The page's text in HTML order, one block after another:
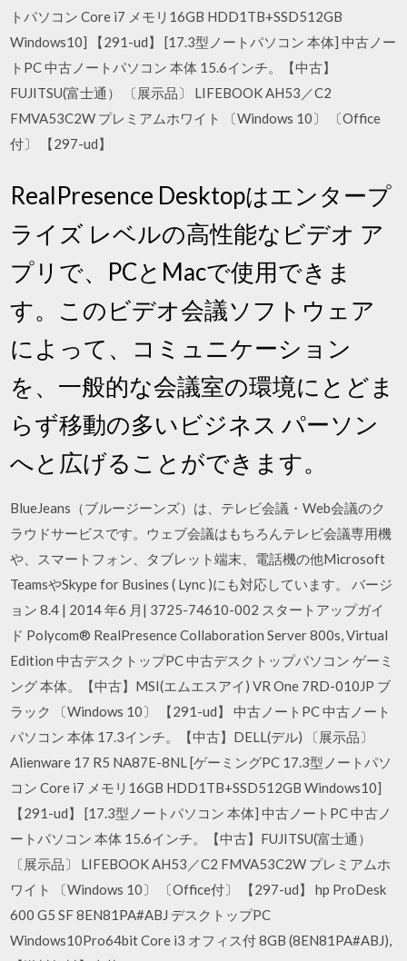
トパソコン Core i7 メモリ16GB HDD1TB+SSD512GB
Windows10] 【291-ud】 [17.3型ノートパソコン 本体] 中古ノー
トPC 中古ノートパソコン 本体 15.6インチ。【中古】
FUJITSU(富士通） 〔展示品〕 LIFEBOOK AH53／C2
FMVA53C2W プレミアムホワイト 〔Windows 10〕 〔Office
付〕 【297-ud】
RealPresence Desktopはエンタープ
ライズ レベルの高性能なビデオ ア
プリで、PCとMacで使用できま
す。このビデオ会議ソフトウェア
によって、コミュニケーション
を、一般的な会議室の環境にとどま
らず移動の多いビジネス パーソン
へと広げることができます。
BlueJeans（ブルージーンズ）は、テレビ会議・Web会議のク
ラウドサービスです。ウェブ会議はもちろんテレビ会議専用機
や、スマートフォン、タブレット端末、電話機の他Microsoft
TeamsやSkype for Busines ( Lync )にも対応しています。 バージ
ョン 8.4 | 2014 年6 月| 3725-74610-002 スタートアップガイ
ド Polycom® RealPresence Collaboration Server 800s, Virtual
Edition 中古デスクトップPC 中古デスクトップパソコン ゲーミ
ング 本体。【中古】MSI(エムエスアイ) VR One 7RD-010JP ブ
ラック 〔Windows 10〕 【291-ud】 中古ノートPC 中古ノート
パソコン 本体 17.3インチ。【中古】DELL(デル) 〔展示品〕
Alienware 17 R5 NA87E-8NL [ゲーミングPC 17.3型ノートパソ
コン Core i7 メモリ16GB HDD1TB+SSD512GB Windows10]
【291-ud】 [17.3型ノートパソコン 本体] 中古ノートPC 中古ノ
ートパソコン 本体 15.6インチ。【中古】FUJITSU(富士通）
〔展示品〕 LIFEBOOK AH53／C2 FMVA53C2W プレミアムホ
ワイト 〔Windows 10〕 〔Office付〕 【297-ud】 hp ProDesk
600 G5 SF 8EN81PA#ABJ デスクトップPC
Windows10Pro64bit Core i3 オフィス付 8GB (8EN81PA#ABJ),